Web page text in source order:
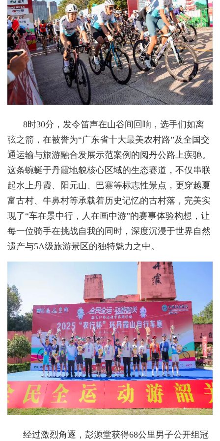
8时30分，发令笛声在山谷间回响，选手们如离
弦之箭，在被誉为“广东省十大最美农村路”及全国交
通运输与旅游融合发展示范案例的阅丹公路上疾驰。
这条蜿蜒于丹霞地貌核心区域的生态赛道，不仅串联
起水上丹霞、阳元山、巴寨等标志性景点，更穿越夏
富古村、牛鼻村等承载着历史记忆的古村落，完美实
现了“车在景中行，人在画中游”的赛事体验构想，让
每一位骑手在挑战自我的同时，深度沉浸于世界自然
遗产与5A级旅游景区的独特魅力之中。
经过激烈角逐，彭源堂获得68公里男子公开组冠